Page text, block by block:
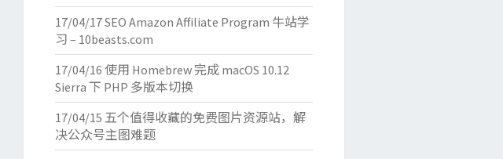
17/04/17SEO Amazon Affiliate Program 牛站学
习 – 10beasts.com
17/04/16 使用 Homebrew 完成 macOS 10.12
Sierra 下 PHP 多版本切换
17/04/15 五个值得收藏的免费图片资源站，解
决公众号主图难题